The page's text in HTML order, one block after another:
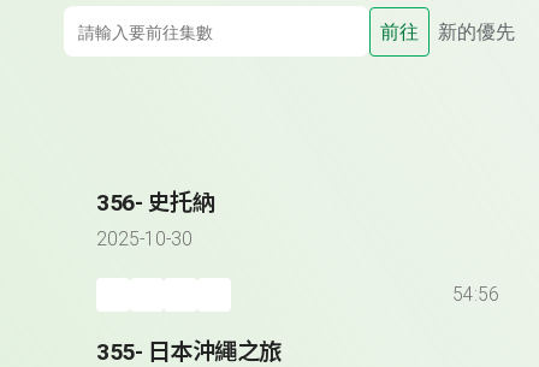
前往 新的優先
356- 史托納
2025-10-30
54:56
355- 日本沖繩之旅